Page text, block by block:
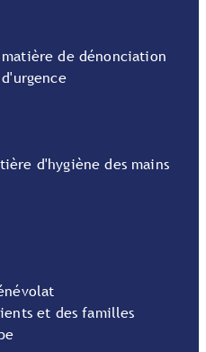
de dénonciation
d'hygiène des mains
et des familles